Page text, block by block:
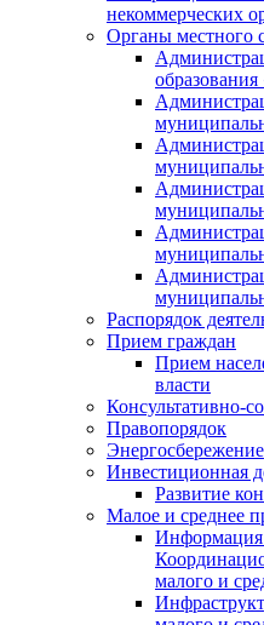
некоммерческих
Органы местного
Распорядок
Прием граждан
Прием
власти
Консультативно-
Правопорядок
Энергосбережение
Инвестиционная
Развитие
Малое и среднее
Информация
малого и